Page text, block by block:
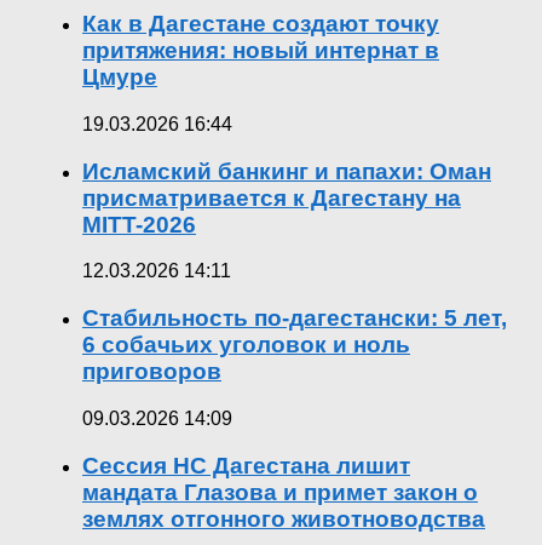
Как в Дагестане создают точку
притяжения: новый интернат в
Цмуре
19.03.2026 16:44
Исламский банкинг и папахи: Оман
присматривается к Дагестану на
MITT-2026
12.03.2026 14:11
Стабильность по-дагестански: 5 лет,
6 собачьих уголовок и ноль
приговоров
09.03.2026 14:09
Сессия НС Дагестана лишит
мандата Глазова и примет закон о
землях отгонного животноводства